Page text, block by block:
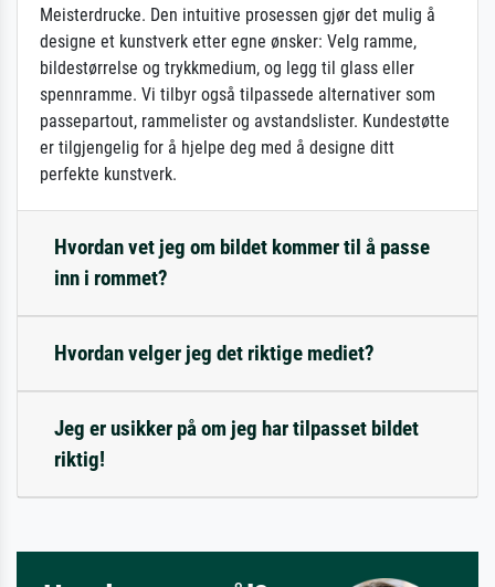
Meisterdrucke. Den intuitive prosessen gjør det mulig å
designe et kunstverk etter egne ønsker: Velg ramme,
bildestørrelse og trykkmedium, og legg til glass eller
spennramme. Vi tilbyr også tilpassede alternativer som
passepartout, rammelister og avstandslister. Kundestøtte
er tilgjengelig for å hjelpe deg med å designe ditt
perfekte kunstverk.
Hvordan vet jeg om bildet kommer til å passe
inn i rommet?
Hvordan velger jeg det riktige mediet?
Jeg er usikker på om jeg har tilpasset bildet
riktig!